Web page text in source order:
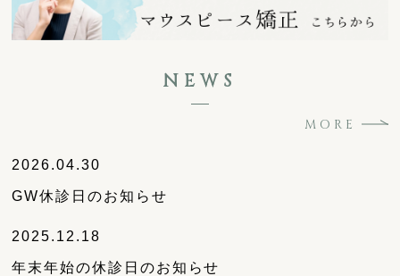
NEWS
MORE
2026.04.30
GW休診日のお知らせ
2025.12.18
年末年始の休診日のお知らせ